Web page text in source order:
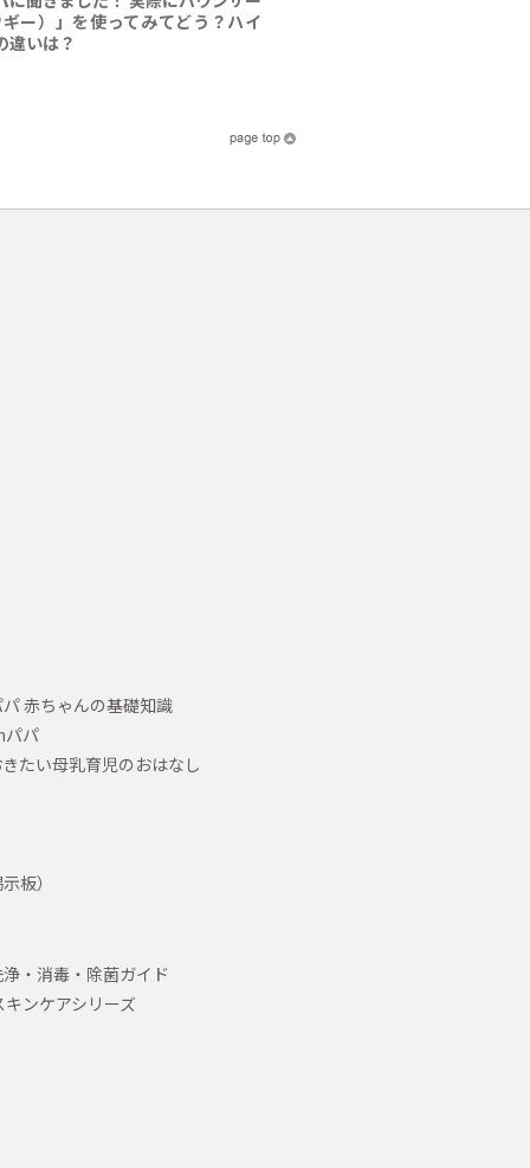
ギー）」を使ってみてどう？ハイ
違いは？
赤ちゃんの基礎知識
パパ
たい母乳育児のおはなし
板）
・消毒・除菌ガイド
ンケアシリーズ